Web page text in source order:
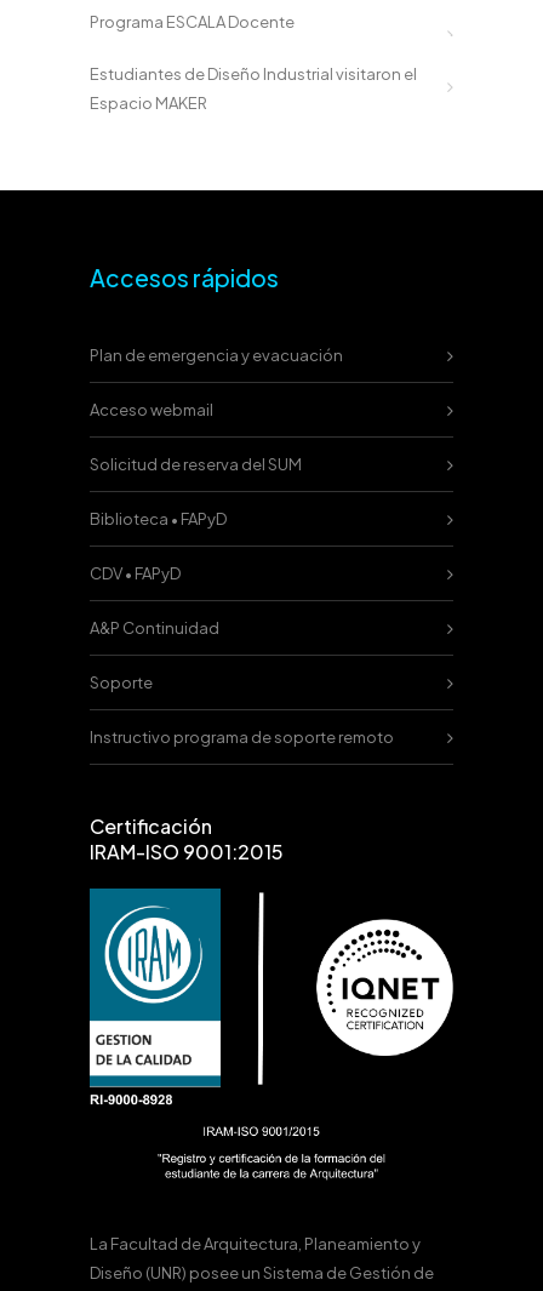
Programa ESCALA Docente
Estudiantes de Diseño Industrial visitaron el
Espacio MAKER
Accesos rápidos
Plan de emergencia y evacuación
Acceso webmail
Solicitud de reserva del SUM
Biblioteca • FAPyD
CDV • FAPyD
A&P Continuidad
Soporte
Instructivo programa de soporte remoto
Certificación
IRAM-ISO 9001:2015
La Facultad de Arquitectura, Planeamiento y
Diseño (UNR) posee un Sistema de Gestión de